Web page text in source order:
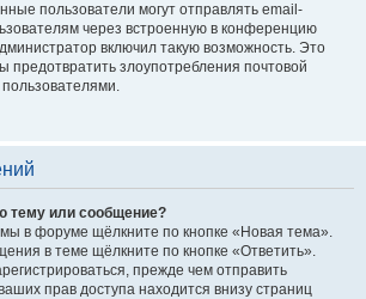
пользователи могут отправлять email-
через встроенную в конференцию
включил такую возможность. Это
предотвратить злоупотребления почтовой
тему или сообщение?
в форуме щёлкните по кнопке «Новая тема».
в теме щёлкните по кнопке «Ответить».
прежде чем отправить
прав доступа находится внизу страниц